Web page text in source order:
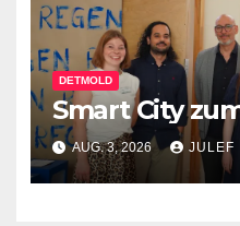
DETMOLD
Smart City
AUG. 3, 2026 JULEF